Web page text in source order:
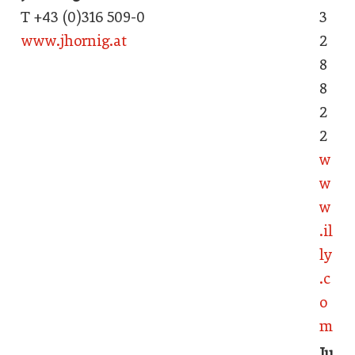
T +43 (0)316 509-0
www.jhornig.at
3
2
8
8
2
2
w
w
w
.il
ly
.c
o
m